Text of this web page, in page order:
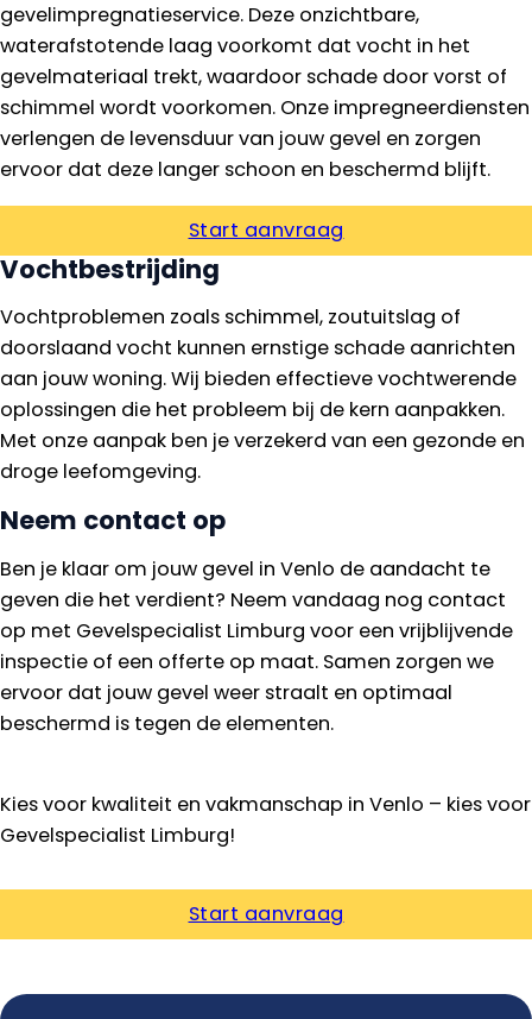
gevelimpregnatieservice. Deze onzichtbare,
waterafstotende laag voorkomt dat vocht in het
gevelmateriaal trekt, waardoor schade door vorst of
schimmel wordt voorkomen. Onze impregneerdiensten
verlengen de levensduur van jouw gevel en zorgen
ervoor dat deze langer schoon en beschermd blijft.
Start aanvraag
Vochtbestrijding
Vochtproblemen zoals schimmel, zoutuitslag of
doorslaand vocht kunnen ernstige schade aanrichten
aan jouw woning. Wij bieden effectieve vochtwerende
oplossingen die het probleem bij de kern aanpakken.
Met onze aanpak ben je verzekerd van een gezonde en
droge leefomgeving.
Neem contact op
Ben je klaar om jouw gevel in Venlo de aandacht te
geven die het verdient? Neem vandaag nog contact
op met Gevelspecialist Limburg voor een vrijblijvende
inspectie of een offerte op maat. Samen zorgen we
ervoor dat jouw gevel weer straalt en optimaal
beschermd is tegen de elementen.
Kies voor kwaliteit en vakmanschap in Venlo – kies voor
Gevelspecialist Limburg!
Start aanvraag